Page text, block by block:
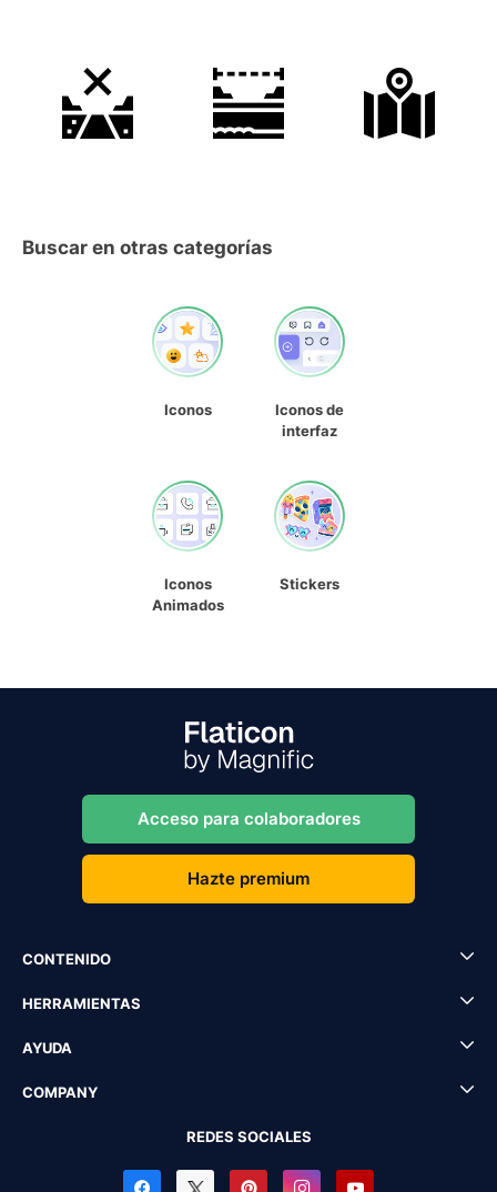
Buscar en otras categorías
Iconos
Iconos de
interfaz
Iconos
Animados
Stickers
Acceso para colaboradores
Hazte premium
CONTENIDO
HERRAMIENTAS
AYUDA
COMPANY
REDES SOCIALES